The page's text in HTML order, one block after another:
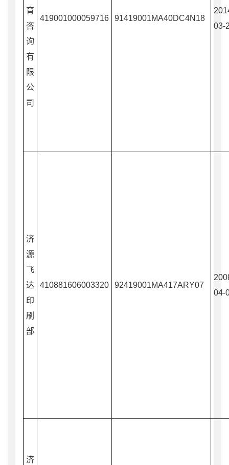
育
咨
询
有
限
公
司
419001000059716 91419001MA40DC4N18
03-
济
源
飞
达
印
刷
部
410881606003320 92419001MA417ARY07
04-
济